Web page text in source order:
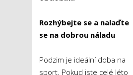
Rozhýbejte se a nalaďte
se na dobrou náladu
Podzim je ideální doba na
sport. Pokud jste celé léto